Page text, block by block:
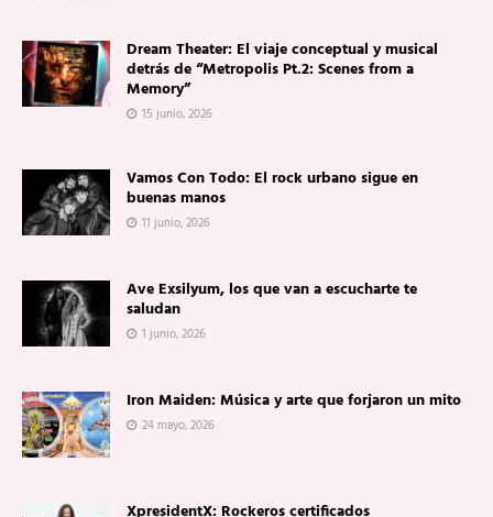
Dream Theater: El viaje conceptual y musical
detrás de “Metropolis Pt.2: Scenes from a
Memory”
15 junio, 2026
Vamos Con Todo: El rock urbano sigue en
buenas manos
11 junio, 2026
Ave Exsilyum, los que van a escucharte te
saludan
1 junio, 2026
Iron Maiden: Música y arte que forjaron un mito
24 mayo, 2026